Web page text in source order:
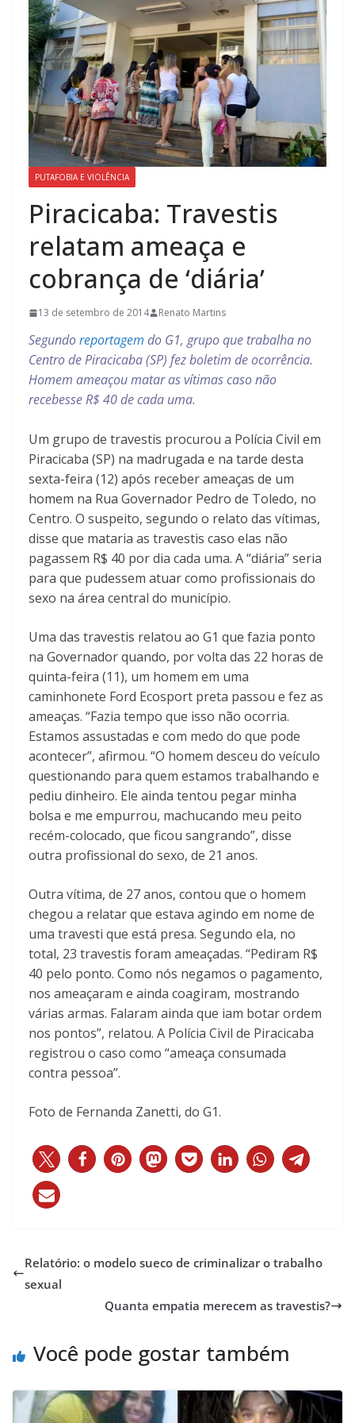
PUTAFOBIA E VIOLÊNCIA
Piracicaba: Travestis
relatam ameaça e
cobrança de ‘diária’
13 de setembro de 2014 Renato Martins
Segundoreportagem do G1, grupo que trabalha no
Centro de Piracicaba (SP) fez boletim de ocorrência.
Homem ameaçou matar as vítimas caso não
recebesse R$ 40 de cada uma.
Um grupo de travestis procurou a Polícia Civil em
Piracicaba (SP) na madrugada e na tarde desta
sexta-feira (12) após receber ameaças de um
homem na Rua Governador Pedro de Toledo, no
Centro. O suspeito, segundo o relato das vítimas,
disse que mataria as travestis caso elas não
pagassem R$ 40 por dia cada uma. A “diária” seria
para que pudessem atuar como profissionais do
sexo na área central do município.
Uma das travestis relatou ao G1 que fazia ponto
na Governador quando, por volta das 22 horas de
quinta-feira (11), um homem em uma
caminhonete Ford Ecosport preta passou e fez as
ameaças. “Fazia tempo que isso não ocorria.
Estamos assustadas e com medo do que pode
acontecer”, afirmou. “O homem desceu do veículo
questionando para quem estamos trabalhando e
pediu dinheiro. Ele ainda tentou pegar minha
bolsa e me empurrou, machucando meu peito
recém-colocado, que ficou sangrando”, disse
outra profissional do sexo, de 21 anos.
Outra vítima, de 27 anos, contou que o homem
chegou a relatar que estava agindo em nome de
uma travesti que está presa. Segundo ela, no
total, 23 travestis foram ameaçadas. “Pediram R$
40 pelo ponto. Como nós negamos o pagamento,
nos ameaçaram e ainda coagiram, mostrando
várias armas. Falaram ainda que iam botar ordem
nos pontos”, relatou. A Polícia Civil de Piracicaba
registrou o caso como “ameaça consumada
contra pessoa”.
Foto de Fernanda Zanetti, do G1.
Relatório: o modelo sueco de criminalizar o trabalho
sexual
Quanta empatia merecem as travestis?
Você pode gostar também